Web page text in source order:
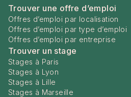
Trouver une offre d’emploi
Offres d’emploi par localisation
Offres d’emploi par type d’emploi
Offres d’emploi par entreprise
Trouver un stage
Stages à Paris
Stages à Lyon
Stages à Lille
Stages à Marseille